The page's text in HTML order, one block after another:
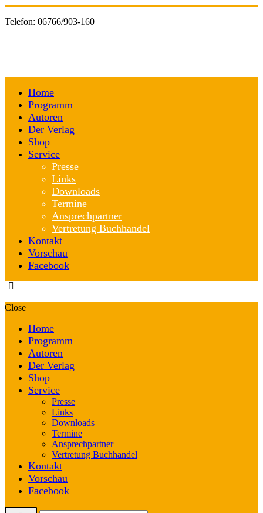
Telefon: 06766/903-160
Home
Programm
Autoren
Der Verlag
Shop
Service
Presse
Links
Downloads
Termine
Ansprechpartner
Vertretung Buchhandel
Kontakt
Vorschau
Facebook
Close
Home
Programm
Autoren
Der Verlag
Shop
Service
Presse
Links
Downloads
Termine
Ansprechpartner
Vertretung Buchhandel
Kontakt
Vorschau
Facebook